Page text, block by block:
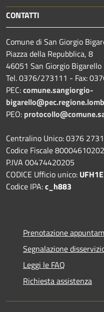
CONTATTI
Comune di San Giorgio
Piazza della Repubblica, 8
46051 San Giorgio Bigarello
Tel. 0376/273111 - Fax:
PEC:comune.sangiorgio-
PEO:
Centralino Unico: 0376
Codice Fiscale 80004610202
P.IVA 00474420205
CODICE Ufficio unico:
Codice IPA:c_h883
Prenotazione
Segnalazione
Leggi le FAQ
Richiesta assistenza